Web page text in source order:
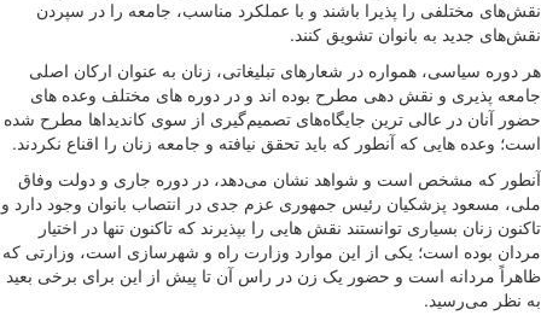
نقش‌های مختلفی را پذیرا باشند و با عملکرد مناسب، جامعه را در سپردن
نقش‌های جدید به بانوان تشویق کنند.
هر دوره سیاسی، همواره در شعارهای تبلیغاتی، زنان به عنوان ارکان اصلی
جامعه پذیری و نقش دهی مطرح بوده اند و در دوره های مختلف وعده های
حضور آنان در عالی ترین جایگاه‌های تصمیم‌گیری از سوی کاندیداها مطرح شده
است؛ وعده هایی که آنطور که باید تحقق نیافته و جامعه زنان را اقناع نکردند.
آنطور که مشخص است و شواهد نشان می‌دهد، در دوره جاری و دولت وفاق
ملی، مسعود پزشکیان رئیس جمهوری عزم جدی در انتصاب بانوان وجود دارد و
تاکنون زنان بسیاری توانستند نقش هایی را بپذیرند که تاکنون تنها در اختیار
مردان بوده است؛ یکی از این موارد وزارت راه و شهرسازی است، وزارتی که
ظاهراً مردانه است و حضور یک زن در راس آن تا پیش از این برای برخی بعید
به نظر می‌رسید.